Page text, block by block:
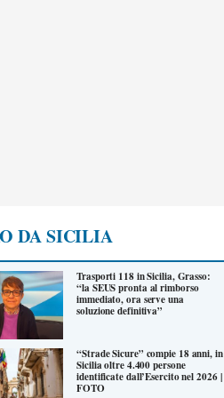
DA SICILIA
Trasporti 118 in Sicilia, Grasso:
“la SEUS pronta al rimborso
immediato, ora serve una
soluzione definitiva”
“Strade Sicure” compie 18 anni, in
Sicilia oltre 4.400 persone
identificate dall’Esercito nel 2026 |
FOTO